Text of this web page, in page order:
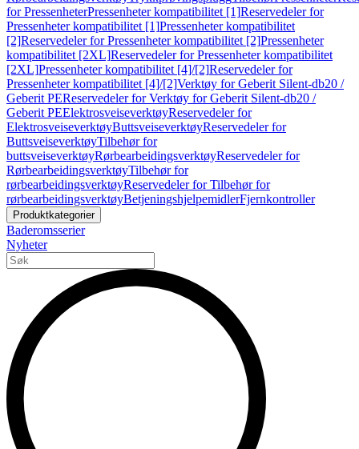
for PressenheterPressenheter kompatibilitet [1]Reservedeler for
Pressenheter kompatibilitet [1]Pressenheter kompatibilitet
[2]Reservedeler for Pressenheter kompatibilitet [2]Pressenheter
kompatibilitet [2XL]Reservedeler for Pressenheter kompatibilitet
[2XL]Pressenheter kompatibilitet [4]/[2]Reservedeler for
Pressenheter kompatibilitet [4]/[2]Verktøy for Geberit Silent-db20 /
Geberit PEReservedeler for Verktøy for Geberit Silent-db20 /
Geberit PEElektrosveiseverktøyReservedeler for
ElektrosveiseverktøyButtsveiseverktøyReservedeler for
ButtsveiseverktøyTilbehør for
buttsveiseverktøyRørbearbeidingsverktøyReservedeler for
RørbearbeidingsverktøyTilbehør for
rørbearbeidingsverktøyReservedeler for Tilbehør for
rørbearbeidingsverktøyBetjeningshjelpemidlerFjernkontroller
Produktkategorier
Baderomsserier
Nyheter